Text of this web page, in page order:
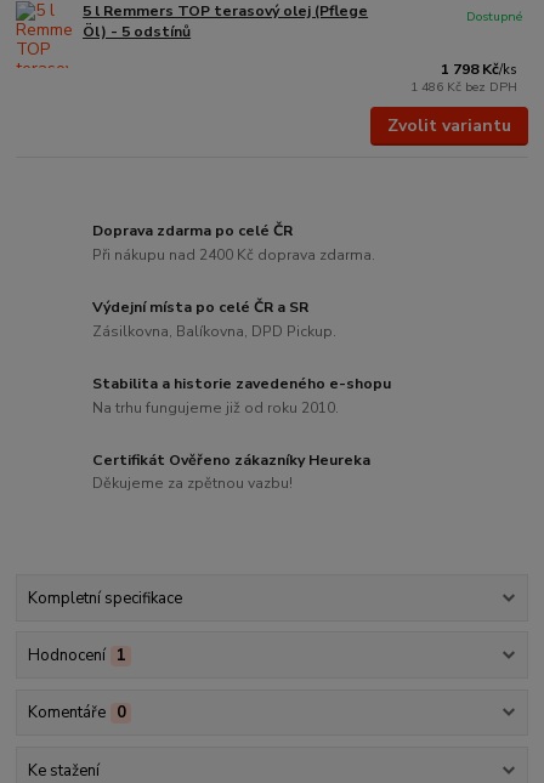
5 l Remmers TOP terasový olej (Pflege
Öl) - 5 odstínů
1 798 Kč/ks
1 486 Kč bez DPH
Dostupné
Zvolit variantu
Doprava zdarma po celé ČR
Při nákupu nad 2400 Kč doprava zdarma.
Výdejní místa po celé ČR a SR
Zásilkovna, Balíkovna, DPD Pickup.
Stabilita a historie zavedeného e-shopu
Na trhu fungujeme již od roku 2010.
Certifikát Ověřeno zákazníky Heureka
Děkujeme za zpětnou vazbu!
Kompletní specifikace
Hodnocení 1
Komentáře 0
Ke stažení